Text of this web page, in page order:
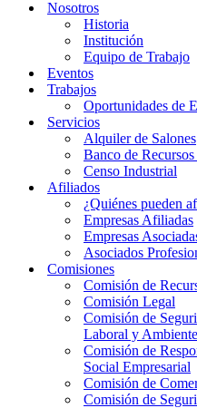
Nosotros
Historia
Institución
Equipo de Trabajo
Eventos
Trabajos
Oportunidades de
Servicios
Alquiler de Salones
Banco de
Censo Industrial
Afiliados
¿Quiénes pueden
Empresas Afiliadas
Empresas
Asociados
Comisiones
Comisión de
Comisión Legal
Comisión de
Laboral y Ambiente
Comisión de
Social Empresarial
Comisión de
Comisión de